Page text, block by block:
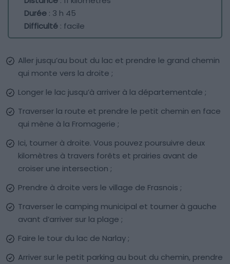
Durée : 3 h 45
Difficulté : facile
Aller jusqu’au bout du lac et prendre le grand chemin
qui monte vers la droite ;
Longer le lac jusqu’à arriver à la départementale ;
Traverser la route et prendre le petit chemin en face
qui mène à la Fromagerie ;
Ici, tourner à droite. Vous pouvez poursuivre deux
kilomètres à travers forêts et prairies avant de
croiser une intersection ;
Prendre à droite vers le village de Frasnois ;
Traverser le camping municipal et tourner à gauche
avant d’arriver sur la plage ;
Faire le tour du lac de Narlay ;
Arriver sur le petit parking au bout du chemin, prendre